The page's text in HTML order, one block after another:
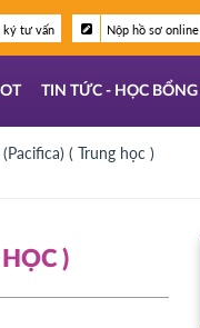
ký tư vấn Nộp hồ sơ online
TIN TỨC - HỌC BỔNG
( Trung học )
)